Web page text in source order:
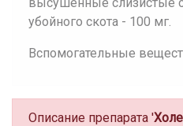
убойного скота - 100 мг.
Вспомогательные
Описание препарата '